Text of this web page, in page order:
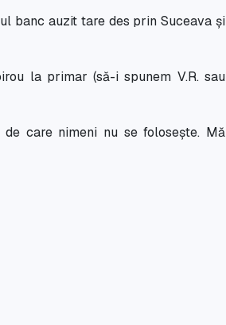
banc auzit tare des prin Suceava și
la primar (să-i spunem V.R. sau
care nimeni nu se folosește. Mă